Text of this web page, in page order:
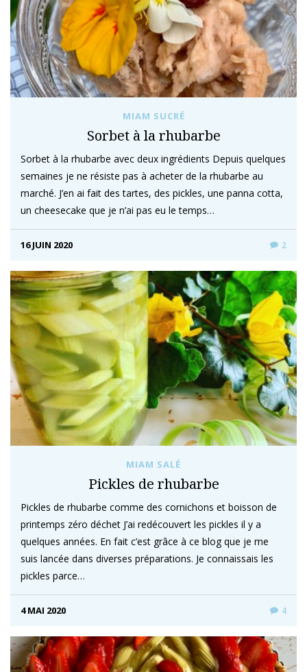
MIAM SUCRÉ
Sorbet à la rhubarbe
Sorbet à la rhubarbe avec deux ingrédients Depuis quelques
semaines je ne résiste pas à acheter de la rhubarbe au
marché. J’en ai fait des tartes, des pickles, une panna cotta,
un cheesecake que je n’ai pas eu le temps…
16 JUIN 2020 2
MIAM SALÉ
Pickles de rhubarbe
Pickles de rhubarbe comme des cornichons et boisson de
printemps zéro déchet J’ai redécouvert les pickles il y a
quelques années. En fait c’est grâce à ce blog que je me
suis lancée dans diverses préparations. Je connaissais les
pickles parce…
4 MAI 2020 4